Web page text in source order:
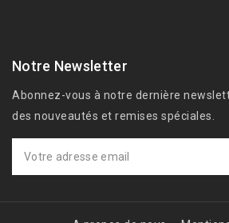
Notre Newsletter
Abonnez-vous à notre dernière
des nouveautés et remises spéciales.